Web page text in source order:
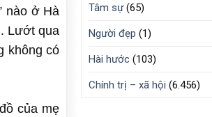
nào ở Hà
Lướt qua
không có
của mẹ
Tâm sự(65)
Người đẹp (1)
Hài hước (103)
Chính trị – xã hội (6.456)